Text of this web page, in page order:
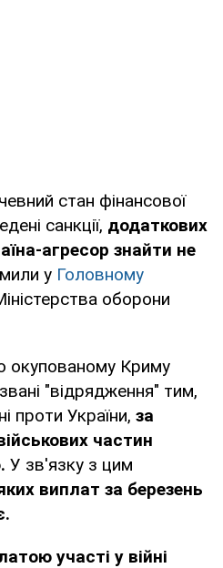
стан фінансової
санкції, додаткових
агресор знайти не
у Головному
оборони
окупованому Криму
"відрядження" тим,
проти України, за
частин
У зв'язку з цим
виплат за березень
участі у війні